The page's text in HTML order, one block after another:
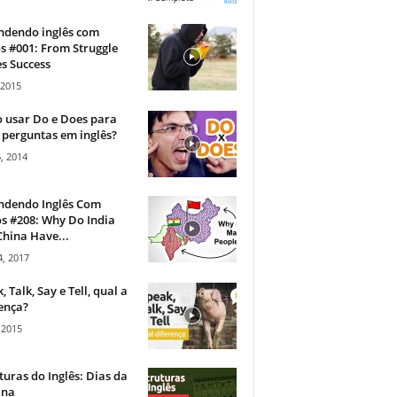
inglês com
#001: From Struggle
Success
usar Do e Does para
em inglês?
2014
Inglês Com
#208: Why Do India
Have...
2017
Talk, Say e Tell, qual a
do Inglês: Dias da